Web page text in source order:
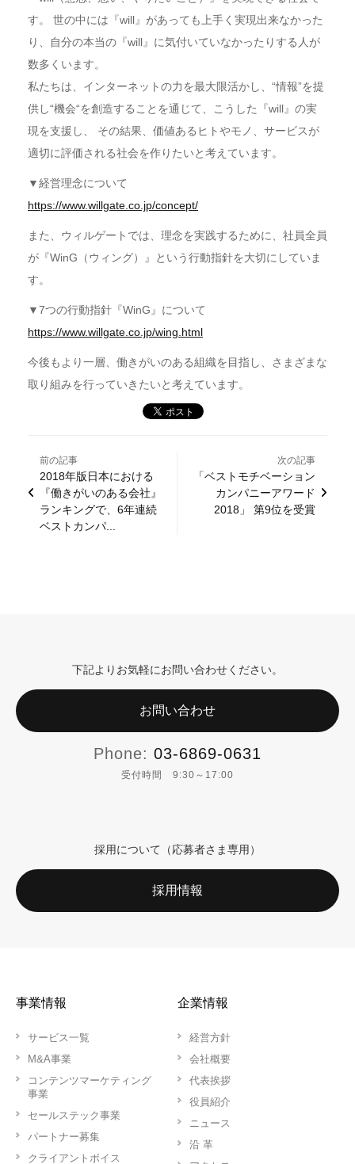
す。 世の中には『will』があっても上手く実現出来なかった
り、自分の本当の『will』に気付いていなかったりする人が
数多くいます。
私たちは、インターネットの力を最大限活かし、“情報”を提
供し“機会“を創造することを通じて、こうした『will』の実
現を支援し、 その結果、価値あるヒトやモノ、サービスが
適切に評価される社会を作りたいと考えています。
▼経営理念について
https://www.willgate.co.jp/concept/
また、ウィルゲートでは、理念を実践するために、社員全員
が『WinG（ウィング）』という行動指針を大切にしていま
す。
▼7つの行動指針『WinG』について
https://www.willgate.co.jp/wing.html
今後もより一層、働きがいのある組織を目指し、さまざまな
取り組みを行っていきたいと考えています。
前の記事
2018年版日本における
『働きがいのある会社』
ランキングで、6年連続
ベストカンパ...
次の記事
「ベストモチベーション
カンパニーアワード
2018」 第9位を受賞
下記よりお気軽にお問い合わせください。
お問い合わせ
Phone: 03-6869-0631
受付時間 9:30～17:00
採用について（応募者さま専用）
採用情報
事業情報
サービス一覧
M&A事業
コンテンツマーケティング
事業
セールステック事業
パートナー募集
クライアントボイス
企業情報
経営方針
会社概要
代表挨拶
役員紹介
ニュース
沿 革